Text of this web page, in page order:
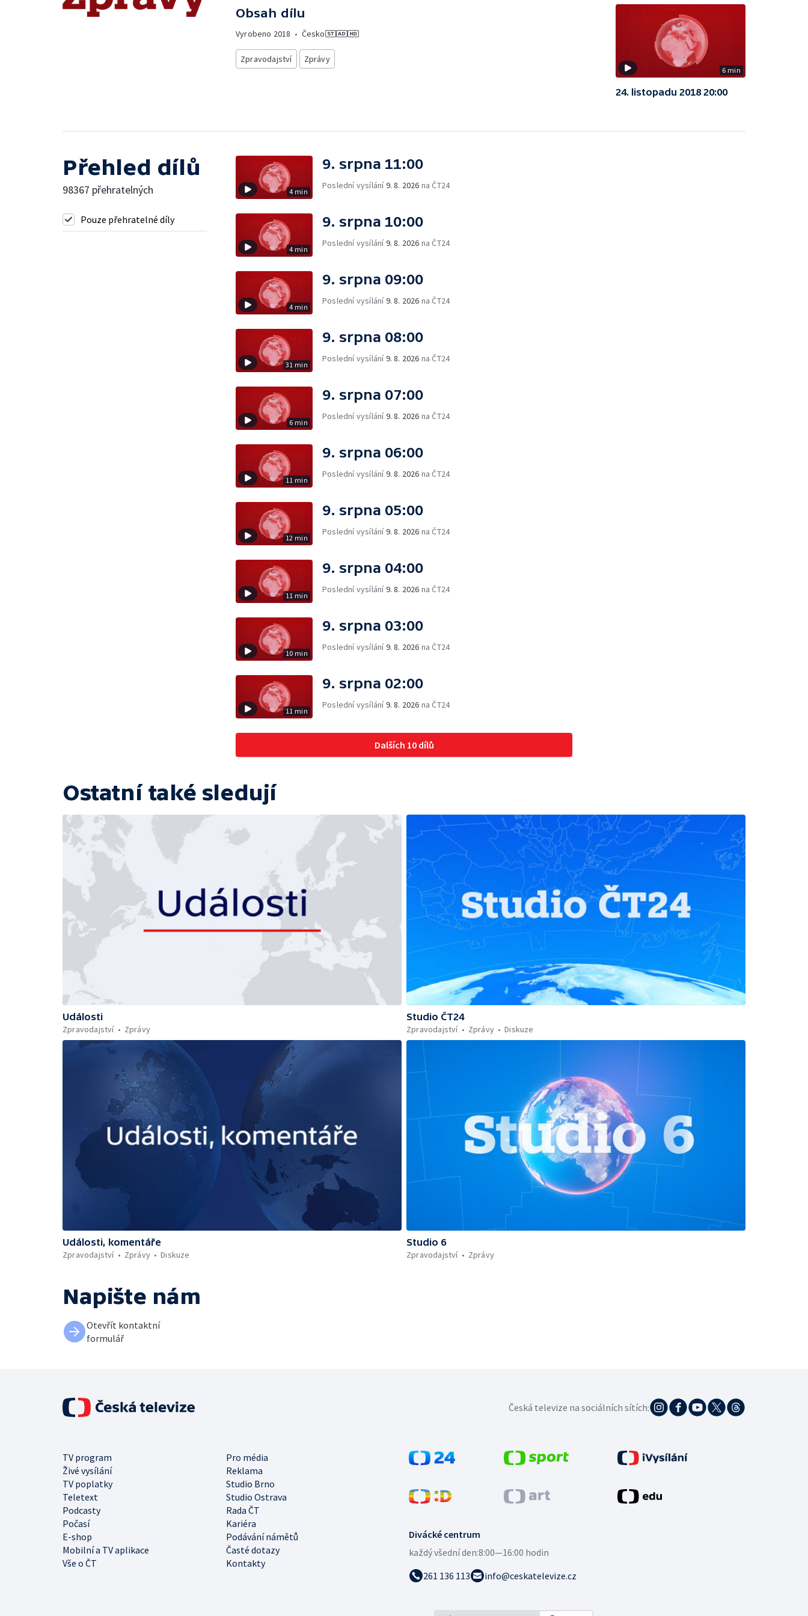
Obsah dílu
Vyrobeno 2018 • Česko
Zpravodajství Zprávy
6 min
24. listopadu 2018 20:00
Přehled dílů
98367 přehratelných
Pouze přehratelné díly
4 min
9. srpna 11:00
Poslední vysílání9. 8. 2026 na ČT24
4 min
9. srpna 10:00
Poslední vysílání9. 8. 2026 na ČT24
4 min
9. srpna 09:00
Poslední vysílání9. 8. 2026 na ČT24
31 min
9. srpna 08:00
Poslední vysílání9. 8. 2026 na ČT24
6 min
9. srpna 07:00
Poslední vysílání9. 8. 2026 na ČT24
11 min
9. srpna 06:00
Poslední vysílání9. 8. 2026 na ČT24
12 min
9. srpna 05:00
Poslední vysílání9. 8. 2026 na ČT24
11 min
9. srpna 04:00
Poslední vysílání9. 8. 2026 na ČT24
10 min
9. srpna 03:00
Poslední vysílání9. 8. 2026 na ČT24
11 min
9. srpna 02:00
Poslední vysílání9. 8. 2026 na ČT24
Dalších 10 dílů
Ostatní také sledují
Události
Zpravodajství
Zprávy
Studio ČT24
Zpravodajství
Zprávy Diskuze
Události, komentáře
Zpravodajství
Zprávy Diskuze
Studio 6
Zpravodajství
Zprávy
Napište nám
Otevřít kontaktní
formulář
Divácké centrum
každý všední den:8:00—16:00 hodin
261 136 113
info@ceskatelevize.cz
TV program
Pro média
Živé vysílání
Reklama
TV poplatky
Studio Brno
Teletext
Studio Ostrava
Podcasty
Rada ČT
Počasí
Kariéra
E-shop
Podávání námětů
Mobilní a TV aplikace
Časté dotazy
Vše o ČT
Kontakty
Česká televize na sociálních sítích: